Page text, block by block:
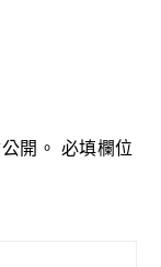
開。 必填欄位